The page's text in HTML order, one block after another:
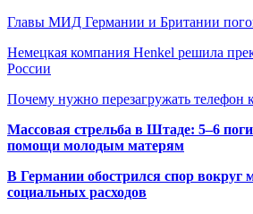
Главы МИД Германии и Британии
Немецкая компания Henkel решила
России
Почему нужно перезагружать телефон
Массовая стрельба в Штаде: 5–6
помощи молодым матерям
В Германии обострился спор вокруг
социальных расходов